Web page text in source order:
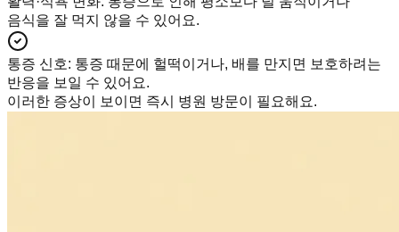
음식을 잘 먹지 않을 수 있어요.
통증 신호: 통증 때문에 헐떡이거나, 배를 만지면 보호하려는
반응을 보일 수 있어요.
이러한 증상이 보이면 즉시 병원 방문이 필요해요.